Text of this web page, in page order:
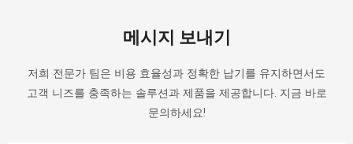
메시지 보내기
저희 전문가 팀은 비용 효율성과 정확한 납기를 유지하면서도
고객 니즈를 충족하는 솔루션과 제품을 제공합니다. 지금 바로
문의하세요!